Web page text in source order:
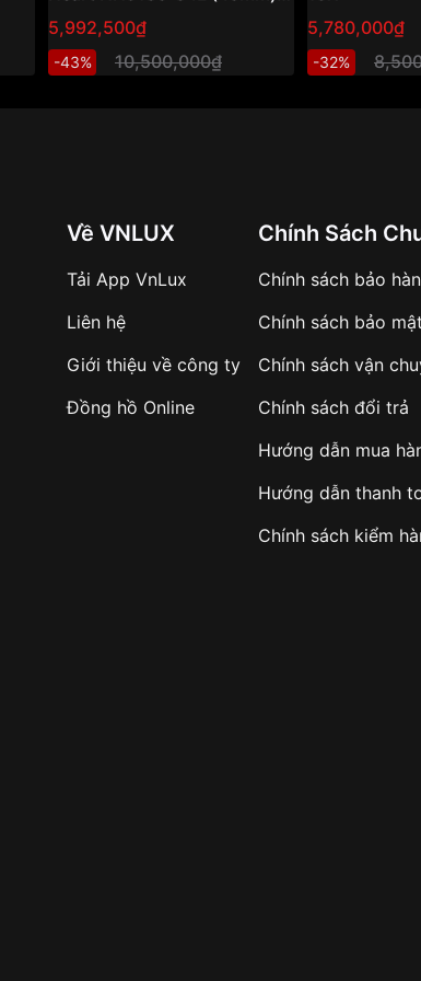
Đồng hồ nam cơ hở tim, mặt
xanh sang trọng
5,992,500₫
-43% 10,500,000₫
5,780,000₫
-32%
Về VNLUX
Tải App VnLux
Liên hệ
Giới thiệu về công ty
Đồng hồ Online
Chính Sách
Chính sách bảo
Chính sách bảo mật
Chính sách vận
Chính sách đổi trả
Hướng dẫn mua
Hướng dẫn thanh
Chính sách kiểm